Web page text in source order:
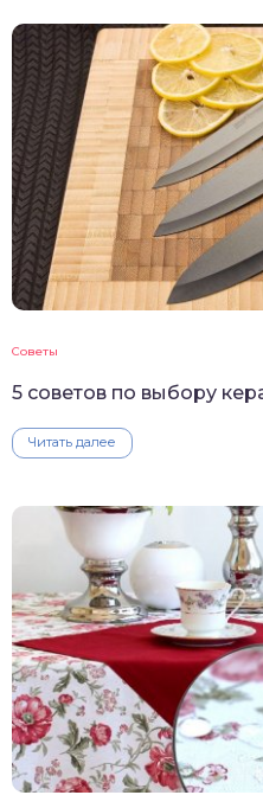
Советы
5 советов по выбору
Читать далее